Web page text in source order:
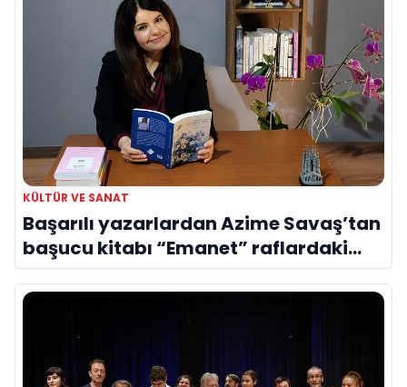
KÜLTÜR VE SANAT
Başarılı yazarlardan Azime Savaş’tan
başucu kitabı “Emanet” raflardaki
yerini aldı